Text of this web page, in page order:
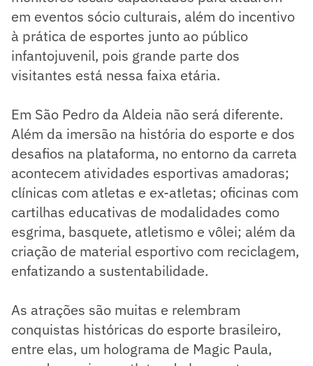
em eventos sócio culturais, além do incentivo
à prática de esportes junto ao público
infantojuvenil, pois grande parte dos
visitantes está nessa faixa etária.
Em São Pedro da Aldeia não será diferente.
Além da imersão na história do esporte e dos
desafios na plataforma, no entorno da carreta
acontecem atividades esportivas amadoras;
clínicas com atletas e ex-atletas; oficinas com
cartilhas educativas de modalidades como
esgrima, basquete, atletismo e vôlei; além da
criação de material esportivo com reciclagem,
enfatizando a sustentabilidade.
As atrações são muitas e relembram
conquistas históricas do esporte brasileiro,
entre elas, um holograma de Magic Paula,